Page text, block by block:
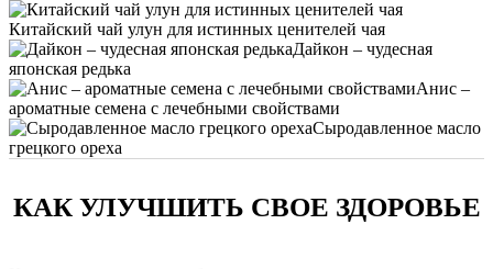
Китайский чай улун для истинных ценителей чая
Дайкон – чудесная
японская редька
Анис –
ароматные семена с лечебными свойствами
Сыродавленное масло
грецкого ореха
КАК УЛУЧШИТЬ СВОЕ ЗДОРОВЬЕ